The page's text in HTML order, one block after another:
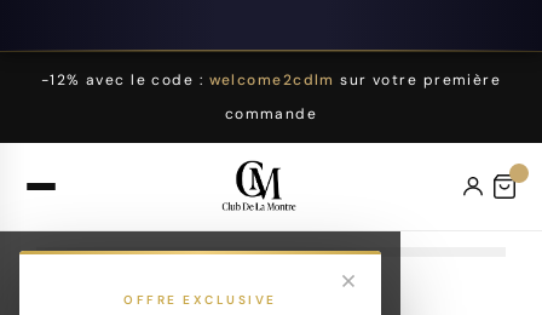
-12% avec le code : welcome2cdlm sur votre première
commande
OFFRE EXCLUSIVE